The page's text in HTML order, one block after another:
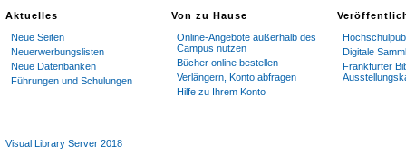
Aktuelles
Neue Seiten
Neuerwerbungslisten
Neue Datenbanken
Führungen und Schulungen
Von zu Hause
Online-Angebote außerhalb des
Campus nutzen
Bücher online bestellen
Verlängern, Konto abfragen
Hilfe zu Ihrem Konto
Digitale
Frankfurter
Visual Library Server 2018